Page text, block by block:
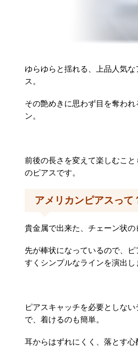
ゆらゆらと揺れる、上品人気な
ス。
その艶めきに思わず目を奪われ
ン。
前後の長さを変えて楽しむこと
のピアスです。
アメリカンピアスって
貴金属で出来た、チェーン状の
先が棒状になっているので、
すくシンプルなラインを演出し
ピアスキャッチを必要としな
で、着けるのも簡単。
耳からはずれにくく、落とす